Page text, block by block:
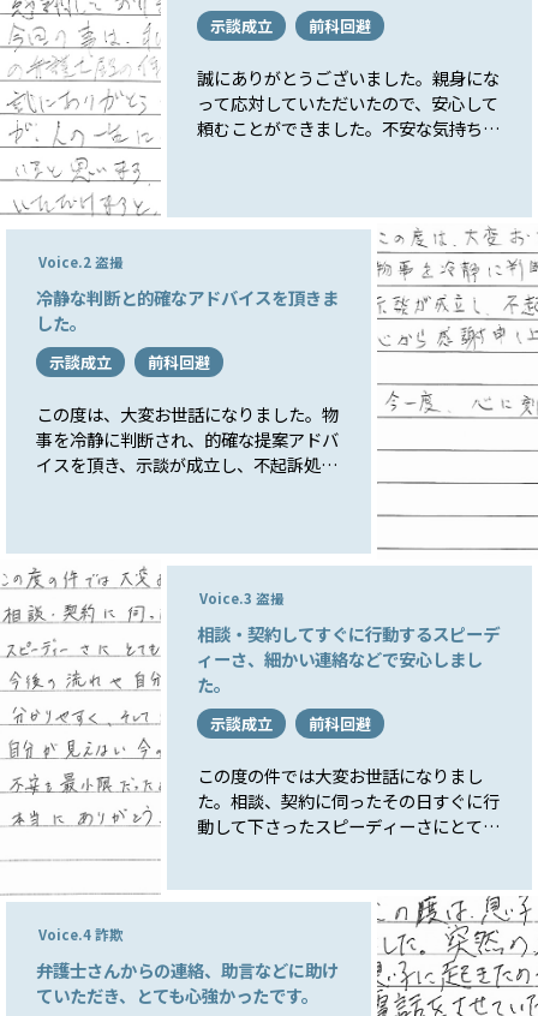
示談成立 前科回避
誠にありがとうございました。親身にな
って応対していただいたので、安心して
頼むことができました。不安な気持ちの
回の弁護士先生の働きをみて、頼もうと
思いました。誠にありがとうございまし
た。良い事悪い事がありますが、人の一
生に係る仕事なので大変で苦労されてい
ると思います。ご自愛されて健康に気を
つけていただけますと幸いです。
Voice.2 盗撮
冷静な判断と的確なアドバイスを頂きま
した。
示談成立 前科回避
この度は、大変お世話になりました。物
事を冷静に判断され、的確な提案アドバ
イスを頂き、示談が成立し、不起訴処分
Voice.3 盗撮
相談・契約してすぐに行動するスピーデ
ィーさ、細かい連絡などで安心しまし
た。
示談成立 前科回避
この度の件では大変お世話になりまし
た。相談、契約に伺ったその日すぐに行
動して下さったスピーディーさにとても
分かりやすく、そしてとても丁寧でし
た。自分が見えない今の状況もタイムリ
ーに連絡をして下さったので不安も最小
限だったと思います。本当にありがとう
ございました。
Voice.4 詐欺
弁護士さんからの連絡、助言などに助け
ていただき、とても心強かったです。